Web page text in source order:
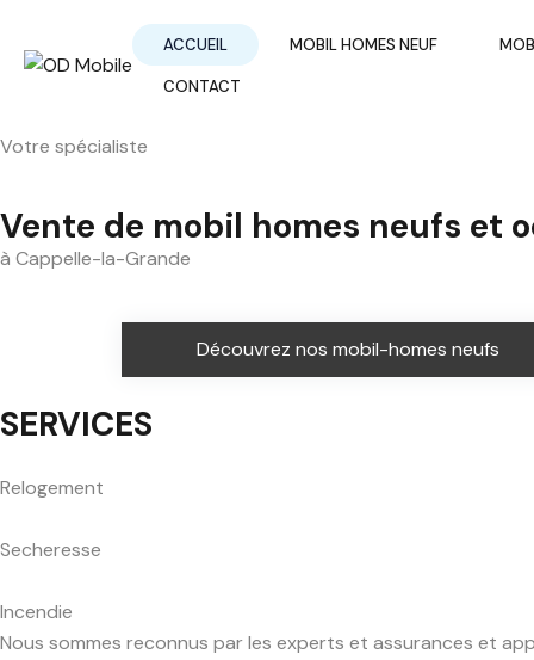
ACCUEIL MOBIL HOMES NEUF
CONTACT
Votre spécialiste
Vente de mobil homes neufs et
à Cappelle-la-Grande
Découvrez nos mobil-homes neufs
SERVICES
Relogement
Secheresse
Incendie
Nous sommes reconnus par les experts et assurances et